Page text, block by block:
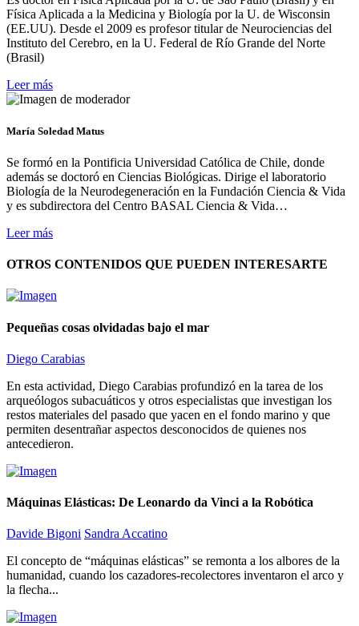
Física Aplicada a la Medicina y Biología por la U. de Wisconsin
(EE.UU). Desde el 2009 es profesor titular de Neurociencias del
Instituto del Cerebro, en la U. Federal de Río Grande del Norte
(Brasil)
Leer más
María Soledad Matus
Se formó en la Pontificia Universidad Católica de Chile, donde
además se doctoró en Ciencias Biológicas. Dirige el laboratorio
Biología de la Neurodegeneración en la Fundación Ciencia & Vida
y es subdirectora del Centro BASAL Ciencia & Vida…
Leer más
OTROS CONTENIDOS QUE PUEDEN INTERESARTE
Pequeñas cosas olvidadas bajo el mar
Diego Carabias
En esta actividad, Diego Carabias profundizó en la tarea de los
arqueólogos subacuáticos y otros especialistas que investigan los
restos materiales del pasado que yacen en el fondo marino y que
permiten desentrañar aspectos desconocidos de quienes nos
antecedieron.
Máquinas Elásticas: De Leonardo da Vinci a la Robótica
Davide Bigoni Sandra Accatino
El concepto de “máquinas elásticas” se remonta a los albores de la
humanidad, cuando los cazadores-recolectores inventaron el arco y
la flecha...